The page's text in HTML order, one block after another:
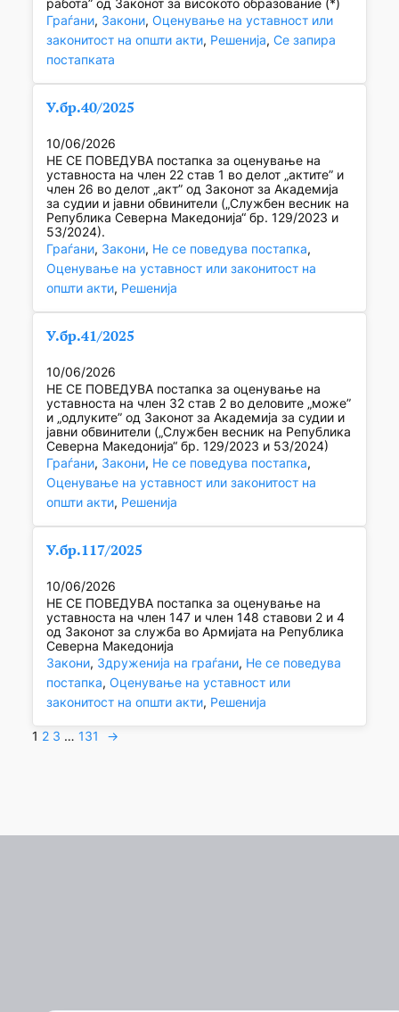
Граѓани, Закони, Оценување на уставност или
законитост на општи акти, Решенија, Се запира
постапката
У.бр.40/2025
10/06/2026
НЕ СЕ ПОВЕДУВА постапка за оценување на
уставноста на член 22 став 1 во делот „актите” и
член 26 во делот „акт” од Законот за Академија
за судии и јавни обвинители („Службен весник на
Република Северна Македонија“ бр. 129/2023 и
53/2024).
Граѓани, Закони, Не се поведува постапка
Оценување на уставност или законитост на
општи акти, Решенија
У.бр.41/2025
10/06/2026
НЕ СЕ ПОВЕДУВА постапка за оценување на
уставноста на член 32 став 2 во деловите „може”
и „одлуките” од Законот за Академија за судии и
јавни обвинители („Службен весник на Република
Северна Македонија“ бр. 129/2023 и 53/2024)
Граѓани, Закони, Не се поведува постапка
Оценување на уставност или законитост на
општи акти, Решенија
У.бр.117/2025
10/06/2026
НЕ СЕ ПОВЕДУВА постапка за оценување на
уставноста на член 147 и член 148 ставови 2 и 4
од Законот за служба во Армијата на Република
Северна Македонија
Закони, Здруженија на граѓани, Не се поведува
постапка, Оценување на уставност или
законитост на општи акти, Решенија
1 2 3 … 131 →